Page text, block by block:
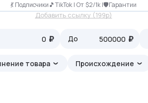
💃 Подписчики🎵TikTok | От $2/1k |🛡Гарантии
Добавить ссылку (199p)
₽ До ₽
товара Происхождение